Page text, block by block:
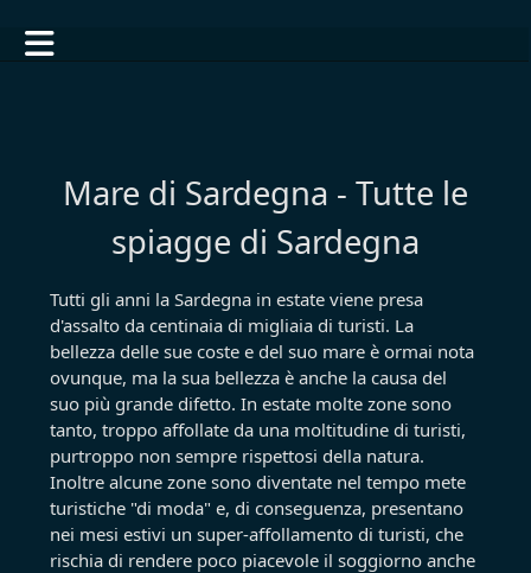
Mare di Sardegna - Tutte le
spiagge di Sardegna
Tutti gli anni la Sardegna in estate viene presa
d'assalto da centinaia di migliaia di turisti. La
bellezza delle sue coste e del suo mare è ormai nota
ovunque, ma la sua bellezza è anche la causa del
suo più grande difetto. In estate molte zone sono
tanto, troppo affollate da una moltitudine di turisti,
purtroppo non sempre rispettosi della natura.
Inoltre alcune zone sono diventate nel tempo mete
turistiche "di moda" e, di conseguenza, presentano
nei mesi estivi un super-affollamento di turisti, che
rischia di rendere poco piacevole il soggiorno anche